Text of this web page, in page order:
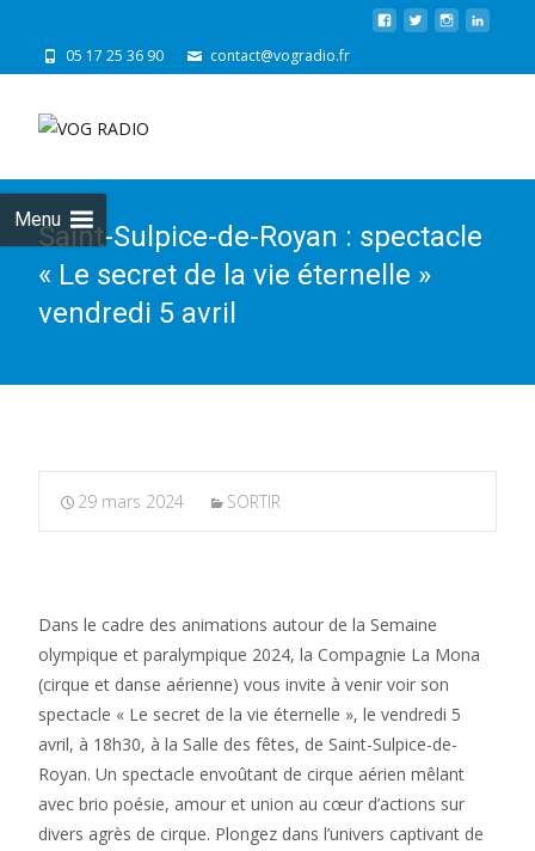
05 17 25 36 90 contact@vogradio.fr
Menu
Saint-Sulpice-de-Royan : spectacle
« Le secret de la vie éternelle »
vendredi 5 avril
29 mars 2024 SORTIR
Dans le cadre des animations autour de la Semaine
olympique et paralympique 2024, la Compagnie La Mona
(cirque et danse aérienne) vous invite à venir voir son
spectacle « Le secret de la vie éternelle », le vendredi 5
avril, à 18h30, à la Salle des fêtes, de Saint-Sulpice-de-
Royan. Un spectacle envoûtant de cirque aérien mêlant
avec brio poésie, amour et union au cœur d’actions sur
divers agrès de cirque. Plongez dans l’univers captivant de